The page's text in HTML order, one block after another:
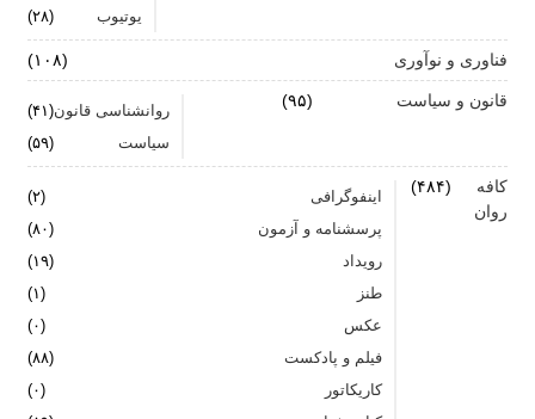
یوتیوب
(۲۸)
فناوری و نوآوری (۱۰۸)
قانون و سیاست (۹۵)
روانشناسی قانون(۴۱)
سیاست
(۵۹)
کافه
روان
(۴۸۴)
اینفوگرافی
(۲)
پرسشنامه و آزمون
(۸۰)
رویداد
(۱۹)
طنز
(۱)
عکس
(۰)
فیلم و پادکست
(۸۸)
کاریکاتور
(۰)